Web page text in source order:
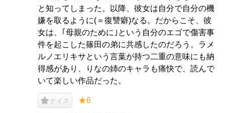
と知ってしまった。以降、彼女は自分で自分の機
嫌を取るように(＝復讐癖)なる。だからこそ、彼
女は、｢母親のために｣という自分のエゴで傷害事
件を起こした篠田の弟に共感したのだろう。ラメ
ルノエリキサという言葉が持つ二重の意味にも納
得感があり、りなの姉のキャラも痛快で、読んで
いて楽しい作品だった。
ナイス ★6